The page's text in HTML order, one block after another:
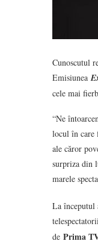
Cunoscutul
Emisiunea
cele mai
“Ne
locul în care
ale căror
surpriza din
marele
La începutul
de Prima